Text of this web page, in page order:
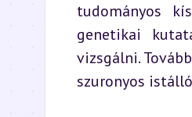
tudományos
genetikai
vizsgálni.
szuronyos